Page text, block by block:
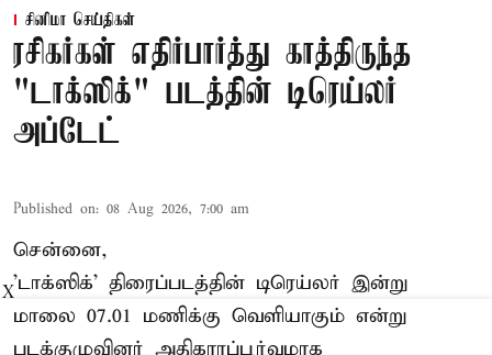
சினிமா செய்திகள்
ரசிகர்கள் எதிர்பார்த்து காத்திருந்த
"டாக்ஸிக்" படத்தின் டிரெய்லர்
அப்டேட்
Published on: 08 Aug 2026, 7:00 am
சென்னை,
'டாக்ஸிக்' திரைப்படத்தின் டிரெய்லர் இன்று
மாலை 07.01 மணிக்கு வெளியாகும் என்று
படக்குழுவினர் அதிகாரப்பூர்வமாக
X